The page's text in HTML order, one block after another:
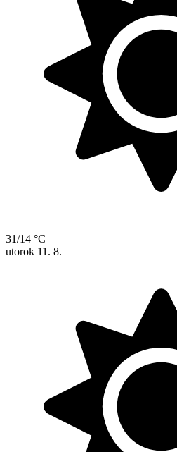
31/14 °C
utorok 11. 8.